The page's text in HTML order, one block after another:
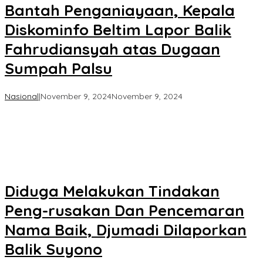
Bantah Penganiayaan, Kepala
Diskominfo Beltim Lapor Balik
Fahrudiansyah atas Dugaan
Sumpah Palsu
Nasional|November 9, 2024November 9, 2024oleh
Diduga Melakukan Tindakan
Peng-rusakan Dan Pencemaran
Nama Baik, Djumadi Dilaporkan
Balik Suyono